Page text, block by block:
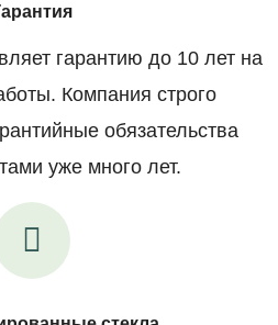
гарантию до 10 лет на
Компания строго
обязательства
уже много лет.